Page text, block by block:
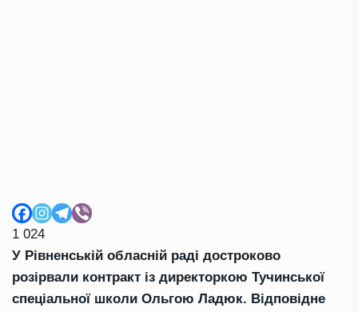
1 024
У Рівненській обласній раді достроково
розірвали контракт із директоркою Тучинської
спеціальної школи Ольгою Ладюк. Відповідне